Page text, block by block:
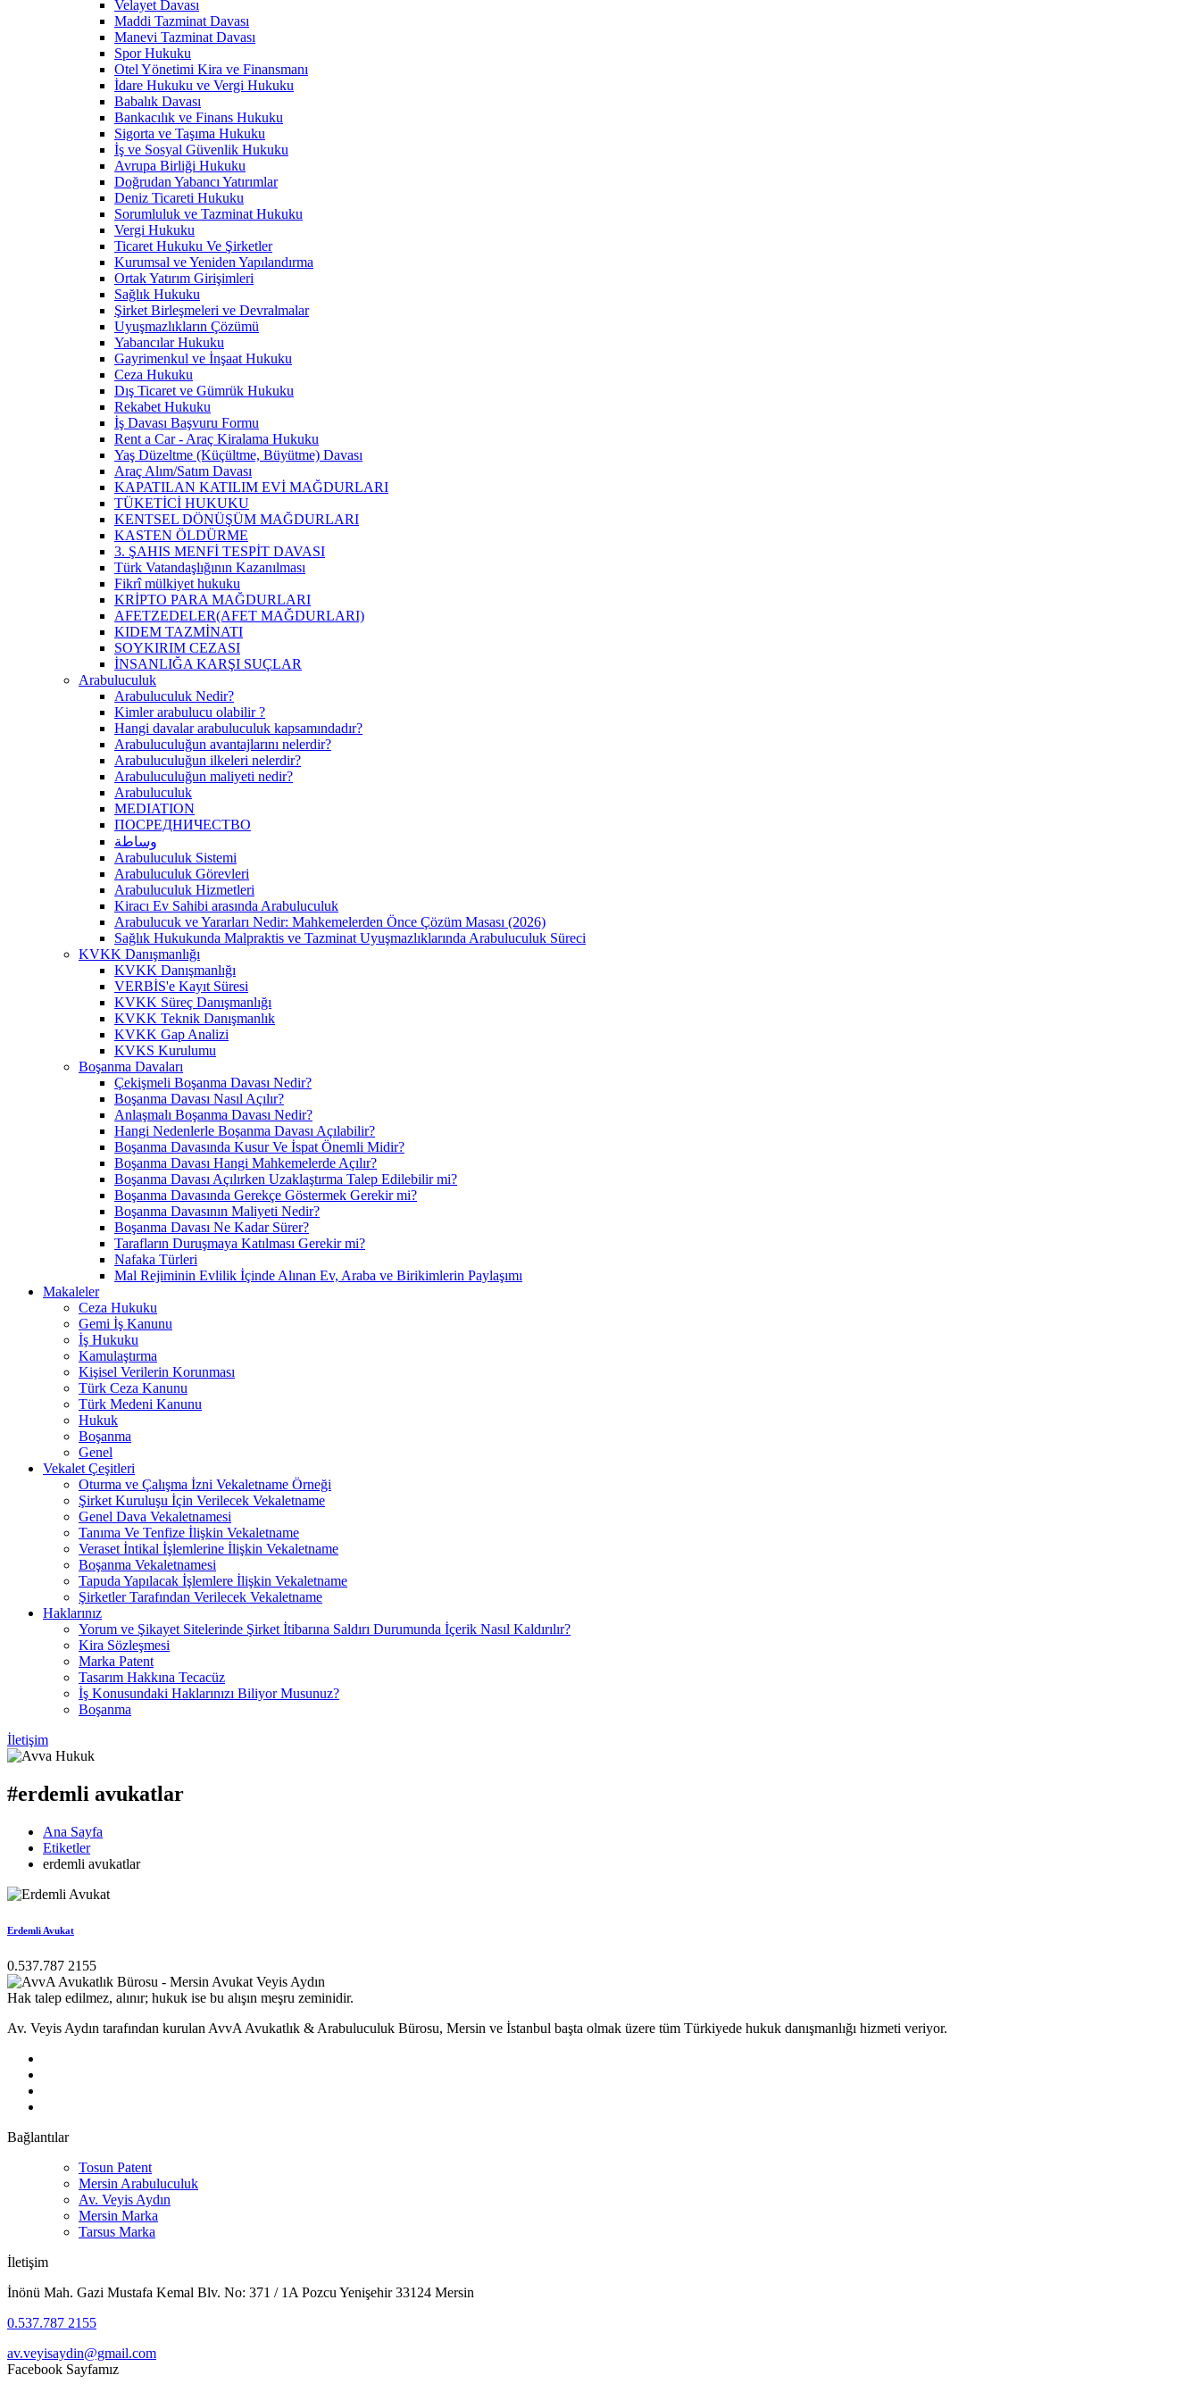
Velayet Davası
Maddi Tazminat Davası
Manevi Tazminat Davası
Spor Hukuku
Otel Yönetimi Kira ve Finansmanı
İdare Hukuku ve Vergi Hukuku
Babalık Davası
Bankacılık ve Finans Hukuku
Sigorta ve Taşıma Hukuku
İş ve Sosyal Güvenlik Hukuku
Avrupa Birliği Hukuku
Doğrudan Yabancı Yatırımlar
Deniz Ticareti Hukuku
Sorumluluk ve Tazminat Hukuku
Vergi Hukuku
Ticaret Hukuku Ve Şirketler
Kurumsal ve Yeniden Yapılandırma
Ortak Yatırım Girişimleri
Sağlık Hukuku
Şirket Birleşmeleri ve Devralmalar
Uyuşmazlıkların Çözümü
Yabancılar Hukuku
Gayrimenkul ve İnşaat Hukuku
Ceza Hukuku
Dış Ticaret ve Gümrük Hukuku
Rekabet Hukuku
İş Davası Başvuru Formu
Rent a Car - Araç Kiralama Hukuku
Yaş Düzeltme (Küçültme, Büyütme) Davası
Araç Alım/Satım Davası
KAPATILAN KATILIM EVİ MAĞDURLARI
TÜKETİCİ HUKUKU
KENTSEL DÖNÜŞÜM MAĞDURLARI
KASTEN ÖLDÜRME
3. ŞAHIS MENFİ TESPİT DAVASI
Türk Vatandaşlığının Kazanılması
Fikrî mülkiyet hukuku
KRİPTO PARA MAĞDURLARI
AFETZEDELER(AFET MAĞDURLARI)
KIDEM TAZMİNATI
SOYKIRIM CEZASI
İNSANLIĞA KARŞI SUÇLAR
Arabuluculuk
Arabuluculuk Nedir?
Kimler arabulucu olabilir ?
Hangi davalar arabuluculuk kapsamındadır?
Arabuluculuğun avantajlarını nelerdir?
Arabuluculuğun ilkeleri nelerdir?
Arabuluculuğun maliyeti nedir?
Arabuluculuk
MEDIATION
ПОСРЕДНИЧЕСТВО
وساطة
Arabuluculuk Sistemi
Arabuluculuk Görevleri
Arabuluculuk Hizmetleri
Kiracı Ev Sahibi arasında Arabuluculuk
Arabulucuk ve Yararları Nedir: Mahkemelerden Önce Çözüm Masası (2026)
Sağlık Hukukunda Malpraktis ve Tazminat Uyuşmazlıklarında Arabuluculuk Süreci
KVKK Danışmanlığı
KVKK Danışmanlığı
VERBİS'e Kayıt Süresi
KVKK Süreç Danışmanlığı
KVKK Teknik Danışmanlık
KVKK Gap Analizi
KVKS Kurulumu
Boşanma Davaları
Çekişmeli Boşanma Davası Nedir?
Boşanma Davası Nasıl Açılır?
Anlaşmalı Boşanma Davası Nedir?
Hangi Nedenlerle Boşanma Davası Açılabilir?
Boşanma Davasında Kusur Ve İspat Önemli Midir?
Boşanma Davası Hangi Mahkemelerde Açılır?
Boşanma Davası Açılırken Uzaklaştırma Talep Edilebilir mi?
Boşanma Davasında Gerekçe Göstermek Gerekir mi?
Boşanma Davasının Maliyeti Nedir?
Boşanma Davası Ne Kadar Sürer?
Tarafların Duruşmaya Katılması Gerekir mi?
Nafaka Türleri
Mal Rejiminin Evlilik İçinde Alınan Ev, Araba ve Birikimlerin Paylaşımı
Makaleler
Ceza Hukuku
Gemi İş Kanunu
İş Hukuku
Kamulaştırma
Kişisel Verilerin Korunması
Türk Ceza Kanunu
Türk Medeni Kanunu
Hukuk
Boşanma
Genel
Vekalet Çeşitleri
Oturma ve Çalışma İzni Vekaletname Örneği
Şirket Kuruluşu İçin Verilecek Vekaletname
Genel Dava Vekaletnamesi
Tanıma Ve Tenfize İlişkin Vekaletname
Veraset İntikal İşlemlerine İlişkin Vekaletname
Boşanma Vekaletnamesi
Tapuda Yapılacak İşlemlere İlişkin Vekaletname
Şirketler Tarafından Verilecek Vekaletname
Haklarınız
Yorum ve Şikayet Sitelerinde Şirket İtibarına Saldırı Durumunda İçerik Nasıl Kaldırılır?
Kira Sözleşmesi
Marka Patent
Tasarım Hakkına Tecacüz
İş Konusundaki Haklarınızı Biliyor Musunuz?
Boşanma
İletişim
#erdemli avukatlar
Ana Sayfa
Etiketler
erdemli avukatlar
Erdemli Avukat
0.537.787 2155
Hak talep edilmez, alınır; hukuk ise bu alışın meşru zeminidir.
Av. Veyis Aydın tarafından kurulan AvvA Avukatlık & Arabuluculuk Bürosu, Mersin ve İstanbul başta olmak üzere tüm Türkiyede hukuk danışmanlığı hizmeti veriyor.
Bağlantılar
Tosun Patent
Mersin Arabuluculuk
Av. Veyis Aydın
Mersin Marka
Tarsus Marka
İletişim
İnönü Mah. Gazi Mustafa Kemal Blv. No: 371 / 1A Pozcu Yenişehir 33124 Mersin
0.537.787 2155
av.veyisaydin@gmail.com
Facebook Sayfamız